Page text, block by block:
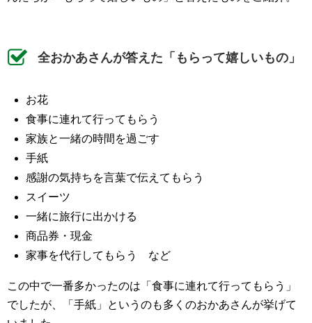
全おかあさんが答えた「もらって嬉しいもの」
お花
食事に連れて行ってもらう
家族と一緒の時間を過ごす
手紙
感謝の気持ちを言葉で伝えてもらう
スイーツ
一緒に旅行に出かける
商品券・現金
家事を代行してもらう など
この中で一番多かったのは「食事に連れて行ってもらう」
でしたが、「手紙」というのも多くのおかあさんが挙げて